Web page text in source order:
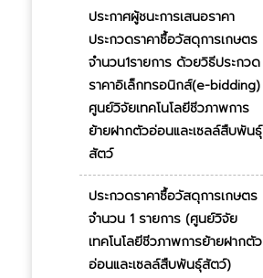
ประกาศผู้ชนะการเสนอราคา
ประกวดราคาซื้อวัสดุการเกษตร
จำนวน1รายการ ด้วยวิธีประกวด
ราคาอิเล็กทรอนิกส์(e-bidding)
ศูนย์วิจัยเทคโนโลยีชีวภาพการ
ย้ายฝากตัวอ่อนและเซลล์สืบพันธุ์
สัตว์
ประกวดราคาซื้อวัสดุการเกษตร
จำนวน 1 รายการ (ศูนย์วิจัย
เทคโนโลยีชีวภาพการย้ายฝากตัว
อ่อนและเซลล์สืบพันธุ์สัตว์)